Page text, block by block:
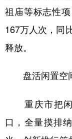
祖庙等标志性
167万人次，同
释放。
盘活闲置空
重庆市把闲
口，全量摸排